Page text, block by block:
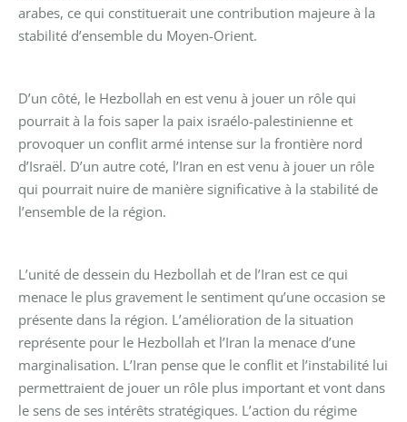
arabes, ce qui constituerait une contribution majeure à la
stabilité d’ensemble du Moyen-Orient.
D’un côté, le Hezbollah en est venu à jouer un rôle qui
pourrait à la fois saper la paix israélo-palestinienne et
provoquer un conflit armé intense sur la frontière nord
d’Israël. D’un autre coté, l’Iran en est venu à jouer un rôle
qui pourrait nuire de manière significative à la stabilité de
l’ensemble de la région.
L’unité de dessein du Hezbollah et de l’Iran est ce qui
menace le plus gravement le sentiment qu’une occasion se
présente dans la région. L’amélioration de la situation
représente pour le Hezbollah et l’Iran la menace d’une
marginalisation. L’Iran pense que le conflit et l’instabilité lui
permettraient de jouer un rôle plus important et vont dans
le sens de ses intérêts stratégiques. L’action du régime